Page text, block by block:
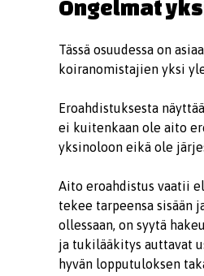
Ongelmat
Tässä osuudessa on
koiranomistajien yksi
Eroahdistuksesta
ei kuitenkaan ole aito
yksinoloon eikä ole
Aito eroahdistus vaatii
tekee tarpeensa sisään
ollessaan, on syytä
ja tukilääkitys auttavat
hyvän lopputuloksen